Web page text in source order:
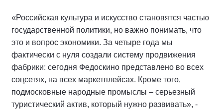
«Российская культура и искусство становятся частью
государственной политики, но важно понимать, что
это и вопрос экономики. За четыре года мы
фактически с нуля создали систему продвижения
фабрики: сегодня Федоскино представлено во всех
соцсетях, на всех маркетплейсах. Кроме того,
подмосковные народные промыслы – серьезный
туристический актив, который нужно развивать», -